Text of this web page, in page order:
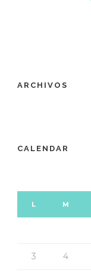
ARCHIVOS
CALENDAR
L M
3 4